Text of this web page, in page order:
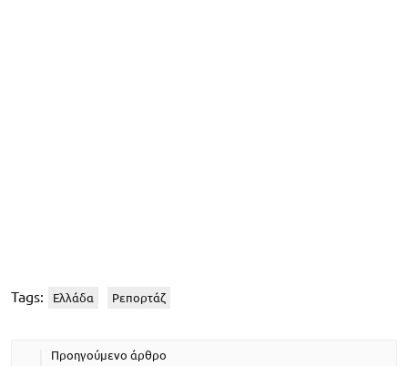
Tags: Ελλάδα Ρεπορτάζ